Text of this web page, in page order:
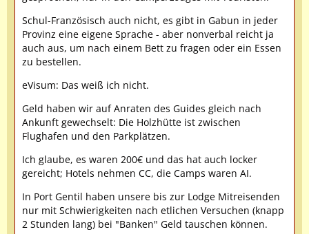
Schul-Französisch auch nicht, es gibt in Gabun in jeder
Provinz eine eigene Sprache - aber nonverbal reicht ja
auch aus, um nach einem Bett zu fragen oder ein Essen
zu bestellen.
eVisum: Das weiß ich nicht.
Geld haben wir auf Anraten des Guides gleich nach
Ankunft gewechselt: Die Holzhütte ist zwischen
Flughafen und den Parkplätzen.
Ich glaube, es waren 200€ und das hat auch locker
gereicht; Hotels nehmen CC, die Camps waren AI.
In Port Gentil haben unsere bis zur Lodge Mitreisenden
nur mit Schwierigkeiten nach etlichen Versuchen (knapp
2 Stunden lang) bei "Banken" Geld tauschen können.